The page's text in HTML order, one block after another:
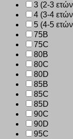
3 (2-3
4 (3-4
5 (4-5
75B
75C
80B
80C
80D
85B
85C
85D
90C
90D
95C